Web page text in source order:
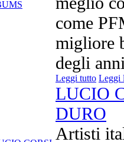
come
migliore
degli
Leggi tutto Leggi
LUCIO
DURO
Artisti